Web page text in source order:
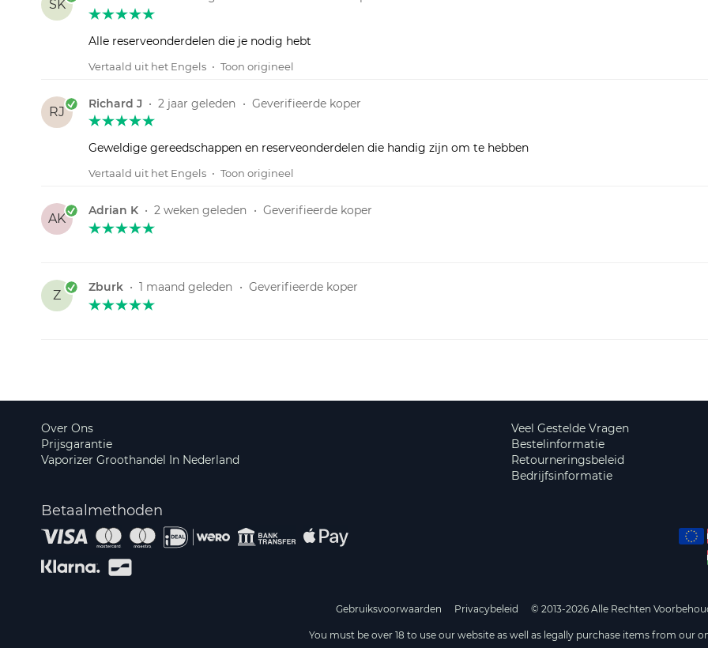
SK
Alle reserveonderdelen die je nodig hebt
Vertaald uit het Engels • Toon origineel
RJ
Richard J • 2 jaar geleden • Geverifieerde koper
Geweldige gereedschappen en reserveonderdelen die handig zijn om te hebben
Vertaald uit het Engels • Toon origineel
AK
Adrian K • 2 weken geleden • Geverifieerde koper
Z
Zburk • 1 maand geleden • Geverifieerde koper
Over Ons
Prijsgarantie
Vaporizer Groothandel In Nederland
Veel Gestelde Vragen
Bestelinformatie
Retourneringsbeleid
Bedrijfsinformatie
Betaalmethoden
Gebruiksvoorwaarden Privacybeleid © 2013-2026 Alle Rechten
You must be over 18 to use our website as well as legally purchase items from our